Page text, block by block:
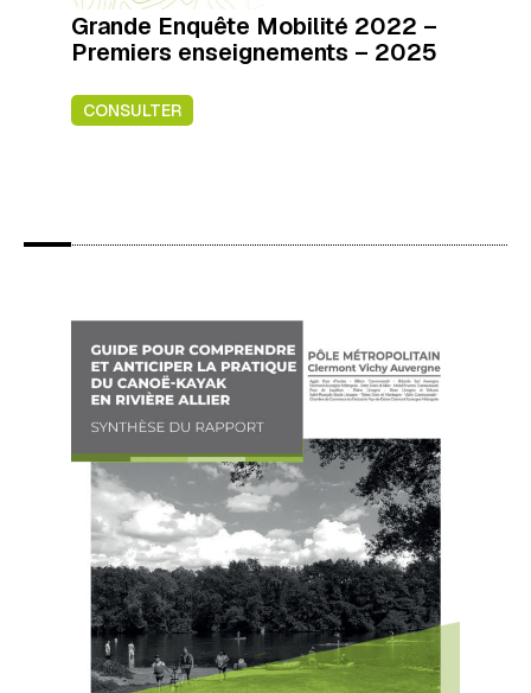
Grande Enquête Mobilité 2022 –
Premiers enseignements – 2025
CONSULTER